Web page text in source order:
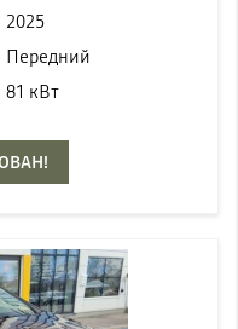
2025
Передний
81 кВт